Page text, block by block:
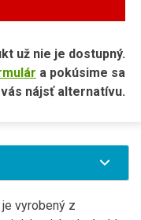
už nie je dostupný.
a pokúsime sa
nájsť alternatívu.
vyrobený z